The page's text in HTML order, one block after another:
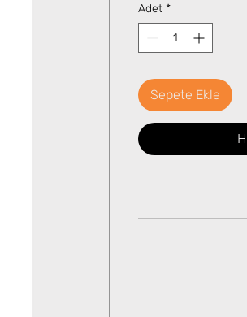
Adet *
Sepete Ekle